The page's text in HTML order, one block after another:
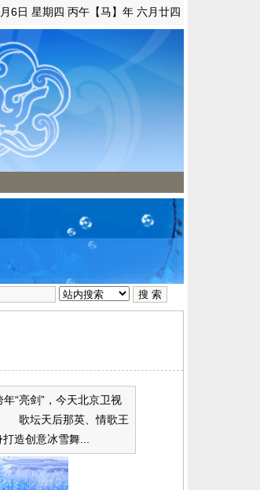
6日 星期四 丙午【马】年 六月廿四
“亮剑”，今天北京卫视
歌坛天后那英、情歌王
造创意冰雪舞...